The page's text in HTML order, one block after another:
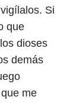
Si
que
dioses
demás
me